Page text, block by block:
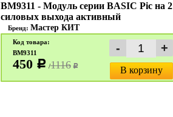
BM9311 - Модуль серии BASIC Pic на 2
силовых выхода активный
Бренд: Мастер КИТ
Код товара:
BM9311
450 c /1116 c В корзину